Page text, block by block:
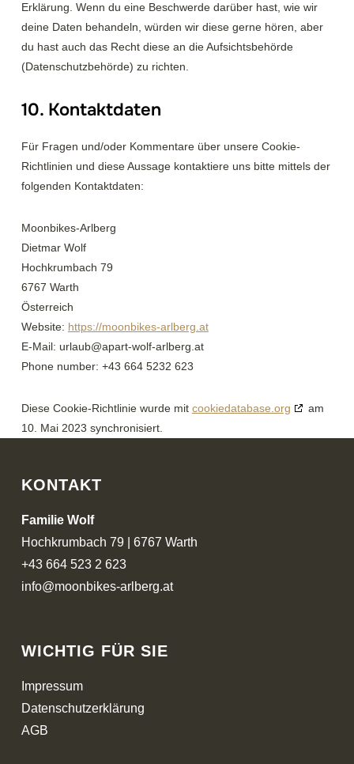
Erklärung. Wenn du eine Beschwerde darüber hast, wie wir
deine Daten behandeln, würden wir diese gerne hören, aber
du hast auch das Recht diese an die Aufsichtsbehörde
(Datenschutzbehörde) zu richten.
10. Kontaktdaten
Für Fragen und/oder Kommentare über unsere Cookie-
Richtlinien und diese Aussage kontaktiere uns bitte mittels der
folgenden Kontaktdaten:
Moonbikes-Arlberg
Dietmar Wolf
Hochkrumbach 79
6767 Warth
Österreich
Website: https://moonbikes-arlberg.at
E-Mail: urlaub@apart-wolf-arlberg.at
Phone number: +43 664 5232 623
Diese Cookie-Richtlinie wurde mit cookiedatabase.org
am
10. Mai 2023 synchronisiert.
KONTAKT
Familie Wolf
Hochkrumbach 79 | 6767 Warth
+43 664 523 2 623
info@moonbikes-arlberg.at
WICHTIG FÜR SIE
Impressum
Datenschutzerklärung
AGB